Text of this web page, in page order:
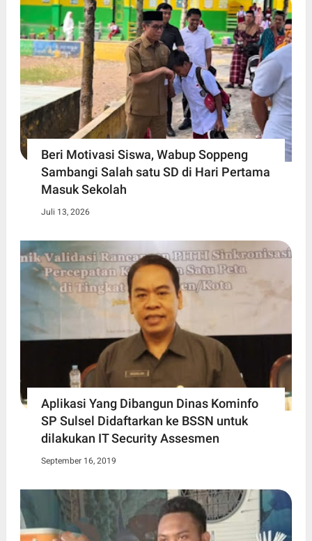
Beri Motivasi Siswa, Wabup Soppeng
Sambangi Salah satu SD di Hari Pertama
Masuk Sekolah
Juli 13, 2026
Aplikasi Yang Dibangun Dinas Kominfo
SP Sulsel Didaftarkan ke BSSN untuk
dilakukan IT Security Assesmen
September 16, 2019